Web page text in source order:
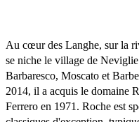
Au cœur des Langhe, sur la
se niche le village de
Barbaresco, Moscato et
2014, il a acquis le domaine
Ferrero en 1971. Roche est